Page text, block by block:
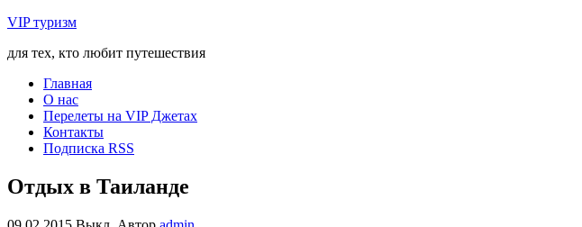
VIP туризм
для тех, кто любит путешествия
Главная
О нас
Перелеты на VIP Джетах
Контакты
Подписка RSS
Отдых в Таиланде